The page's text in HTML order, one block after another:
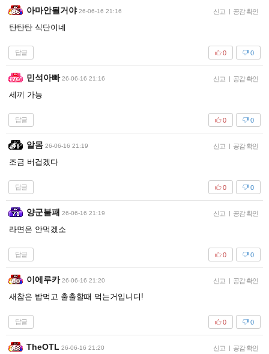
아마안될거야 26-06-16 21:16 신고 | 공감 확인
탄탄탄 식단이네
답글 0
0
민석아빠 26-06-16 21:16 신고 | 공감 확인
세끼 가능
답글 0
0
알몸 26-06-16 21:19 신고 | 공감 확인
조금 버겁겠다
답글 0
0
양군불패 26-06-16 21:19 신고 | 공감 확인
라면은 안먹겠소
답글 0
0
이에루카 26-06-16 21:20 신고 | 공감 확인
새참은 밥먹고 출출할때 먹는거입니디!
답글 0
0
TheOTL 26-06-16 21:20 신고 | 공감 확인